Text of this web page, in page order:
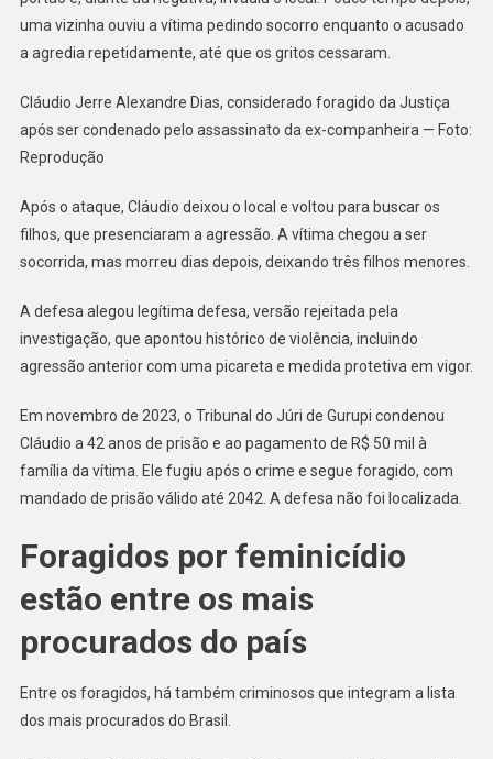
uma vizinha ouviu a vítima pedindo socorro enquanto o acusado
a agredia repetidamente, até que os gritos cessaram.
Cláudio Jerre Alexandre Dias, considerado foragido da Justiça
após ser condenado pelo assassinato da ex-companheira — Foto:
Reprodução
Após o ataque, Cláudio deixou o local e voltou para buscar os
filhos, que presenciaram a agressão. A vítima chegou a ser
socorrida, mas morreu dias depois, deixando três filhos menores.
A defesa alegou legítima defesa, versão rejeitada pela
investigação, que apontou histórico de violência, incluindo
agressão anterior com uma picareta e medida protetiva em vigor.
Em novembro de 2023, o Tribunal do Júri de Gurupi condenou
Cláudio a 42 anos de prisão e ao pagamento de R$ 50 mil à
família da vítima. Ele fugiu após o crime e segue foragido, com
mandado de prisão válido até 2042. A defesa não foi localizada.
Foragidos por feminicídio
estão entre os mais
procurados do país
Entre os foragidos, há também criminosos que integram a lista
dos mais procurados do Brasil.